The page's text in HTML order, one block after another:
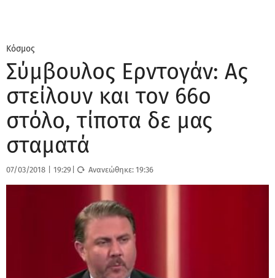
Κόσμος
Σύμβουλος Ερντογάν: Ας
στείλουν και τον 66ο
στόλο, τίποτα δε μας
σταματά
07/03/2018 19:29 Ανανεώθηκε:19:36